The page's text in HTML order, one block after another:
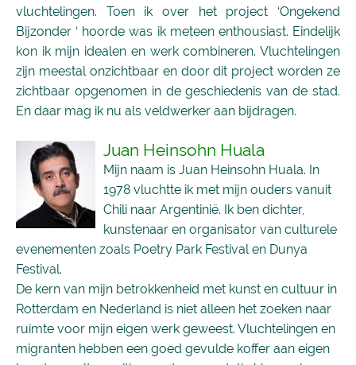
vluchtelingen. Toen ik over het project ‘Ongekend
Bijzonder ‘ hoorde was ik meteen enthousiast. Eindelijk
kon ik mijn idealen en werk combineren. Vluchtelingen
zijn meestal onzichtbaar en door dit project worden ze
zichtbaar opgenomen in de geschiedenis van de stad.
En daar mag ik nu als veldwerker aan bijdragen.
Juan Heinsohn Huala
Mijn naam is Juan Heinsohn Huala. In
1978 vluchtte ik met mijn ouders vanuit
Chili naar Argentinië. Ik ben dichter,
kunstenaar en organisator van culturele
evenementen zoals Poetry Park Festival en Dunya
Festival.
De kern van mijn betrokkenheid met kunst en cultuur in
Rotterdam en Nederland is niet alleen het zoeken naar
ruimte voor mijn eigen werk geweest. Vluchtelingen en
migranten hebben een goed gevulde koffer aan eigen